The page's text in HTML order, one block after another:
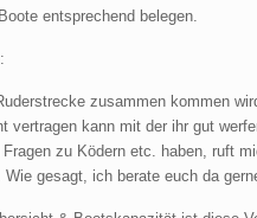
entsprechend belegen.
zusammen kommen
vertragen kann mit der ihr gut
zu Ködern etc. haben, ruft
gesagt, ich berate euch da